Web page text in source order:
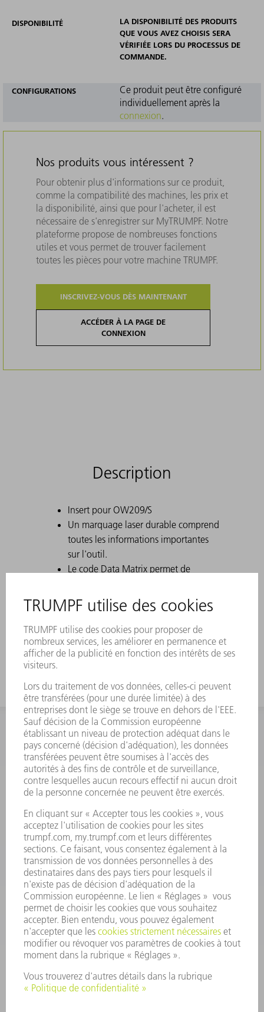
DISPONIBILITÉ
LA DISPONIBILITÉ DES PRODUITS
QUE VOUS AVEZ CHOISIS SERA
VÉRIFIÉE LORS DU PROCESSUS DE
COMMANDE.
CONFIGURATIONS
Ce produit peut être configuré
individuellement après la
connexion.
Nos produits vous intéressent ?
Pour obtenir plus d'informations sur ce produit,
comme la compatibilité des machines, les prix et
la disponibilité, ainsi que pour l'acheter, il est
nécessaire de s'enregistrer sur MyTRUMPF. Notre
plateforme propose de nombreuses fonctions
utiles et vous permet de trouver facilement
toutes les pièces pour votre machine TRUMPF.
INSCRIVEZ-VOUS DÈS MAINTENANT
ACCÉDER À LA PAGE DE
CONNEXION
Description
Insert pour OW209/S
Un marquage laser durable comprend
toutes les informations importantes
sur l'outil.
Le code Data Matrix permet de
Les champs d'action sont trempés au
laser.
Des modifications de l'outil sont
disponibles sur demande.
INFORMATION
Foire aux questions
Termes et conditions
CONTACT
Outillages
01 48 17 37 73
Lun - Jeu 08:00h - 16:30h
Ven 08:00h - 12:30h
outillages@fr.TRUMPF.com
CONTACT
Pièces Détachées
01 48 17 37 57
Lun – Ven 8:30h - 17:30h
pieces.detachees@trumpf.com